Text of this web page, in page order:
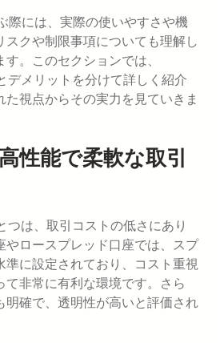
際には、実際の使いやすさや機
スクや制限事項についても理解し
。このセクションでは、
デメリットを分けて詳しく紹介
た視点からその実力を見ていきま
性能で柔軟な取引
つは、取引コストの低さにあり
やロースプレッド口座では、スプ
準に設定されており、コスト重視
て非常に有利な環境です。さら
明確で、透明性が高いと評価され